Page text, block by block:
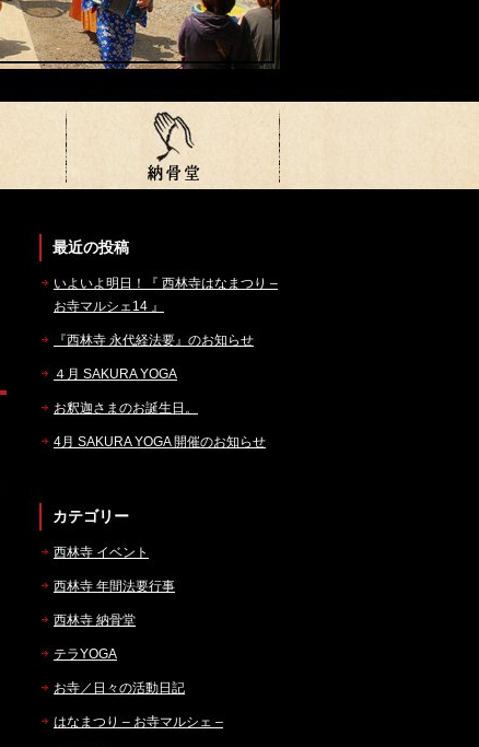
最近の投稿
いよいよ明日！『 西林寺はなまつり –
お寺マルシェ14 』
『西林寺 永代経法要』のお知らせ
４月 SAKURA YOGA
お釈迦さまのお誕生日。
4月 SAKURA YOGA 開催のお知らせ
カテゴリー
西林寺 イベント
西林寺 年間法要行事
西林寺 納骨堂
テラYOGA
お寺／日々の活動日記
はなまつり – お寺マルシェ –